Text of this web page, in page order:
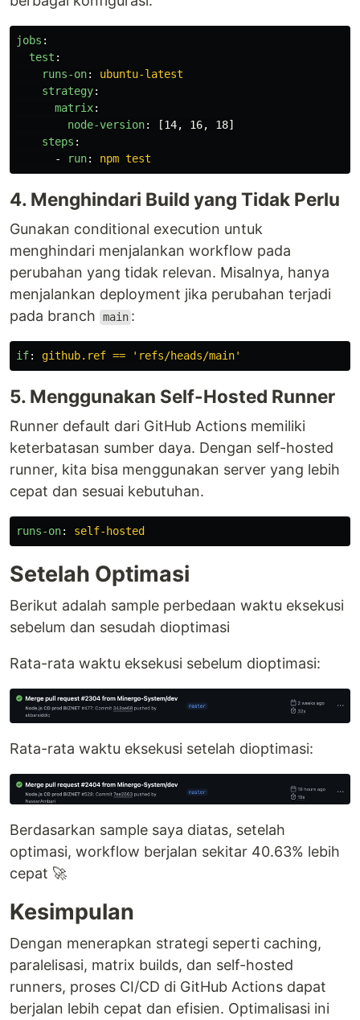
jobs :
test :
runs-on:
ubuntu-latest
strategy:
matrix:
node-version: [14, 16, 18]
steps :
-
run: npm test
4. Menghindari Build yang Tidak Perlu
Gunakan conditional execution untuk
menghindari menjalankan workflow pada
perubahan yang tidak relevan. Misalnya, hanya
menjalankan deployment jika perubahan terjadi
pada branch
main :
if: github.ref == 'refs/heads/main'
5. Menggunakan Self-Hosted Runner
Runner default dari GitHub Actions memiliki
keterbatasan sumber daya. Dengan self-hosted
runner, kita bisa menggunakan server yang lebih
cepat dan sesuai kebutuhan.
runs-on: self-hosted
Setelah Optimasi
Berikut adalah sample perbedaan waktu eksekusi
sebelum dan sesudah dioptimasi
Rata-rata waktu eksekusi sebelum dioptimasi:
Rata-rata waktu eksekusi setelah dioptimasi:
Berdasarkan sample saya diatas, setelah
optimasi, workflow berjalan sekitar 40.63% lebih
cepat 🚀
Kesimpulan
Dengan menerapkan strategi seperti caching,
paralelisasi, matrix builds, dan self-hosted
runners, proses CI/CD di GitHub Actions dapat
berjalan lebih cepat dan efisien. Optimalisasi ini